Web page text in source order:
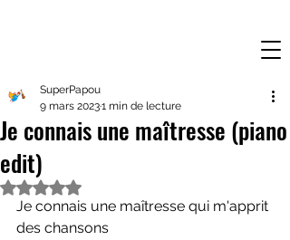
Je connais une maîtresse (piano
edit)
SuperPapou
9 mars 20231 min de lecture
Noté NaN étoiles sur 5.
Je connais une maîtresse qui m'apprit
des chansons